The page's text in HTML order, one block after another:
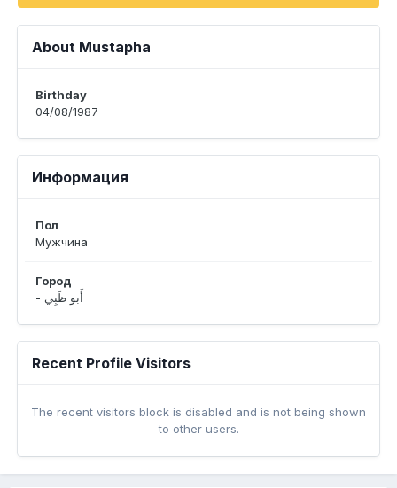
About Mustapha
Birthday
04/08/1987
Информация
Пол
Мужчина
Город
Recent Profile Visitors
The recent visitors block is disabled and is not being shown
to other users.